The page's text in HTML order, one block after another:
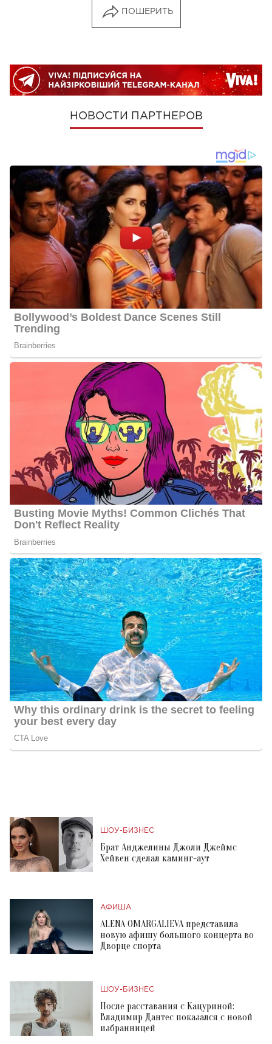
ПОШЕРИТЬ
НОВОСТИ ПАРТНЕРОВ
ШОУ-БИЗНЕС
Брат Анджелины Джоли Джеймс
Хейвен сделал каминг-аут
АФИША
ALENA OMARGALIEVA представила
новую афишу большого концерта во
Дворце спорта
ШОУ-БИЗНЕС
После расставания с Кацуриной:
Владимир Дантес показался с новой
избранницей